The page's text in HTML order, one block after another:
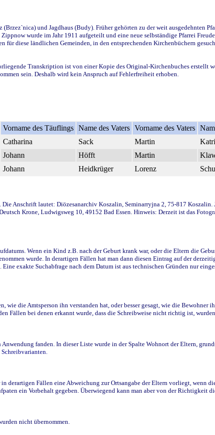
und Jagdhaus (Budy). Früher gehörten zu der weit ausgedehnten
wurde im Jahr 1911 aufgeteilt und eine neue selbständige Pfarrei
diese ländlichen Gemeinden, in den entsprechenden Kirchenbüchern
Transkription ist von einer Kopie des Original-Kirchenbuches erstellt
sein. Deshalb wird kein Anspruch auf Fehlerfreiheit erhoben.
Vorname des Täuflings Name des Vaters Vorname des Vaters
Catharina Sack Martin
Johann Höfft Martin
Johann Heidkrüger Lorenz
Anschrift lautet: Diözesanarchiv Koszalin, Seminarryjna 2, 75-817
Krone, Ludwigsweg 10, 49152 Bad Essen. Hinweis: Derzeit ist das
Wenn ein Kind z.B. nach der Geburt krank war, oder die Eltern die
wurde. In derartigen Fällen hat man dann diesen Eintrag auf der
exakte Suchabfrage nach dem Datum ist aus technischen Gründen nur
die Amtsperson ihn verstanden hat, oder besser gesagt, wie die Bewohner
Fällen bei denen erkannt wurde, dass die Schreibweise nicht richtig ist,
fanden. In dieser Liste wurde in der Spalte Wohnort der Eltern,
derartigen Fällen eine Abweichung zur Ortsangabe der Eltern vorliegt, wenn
ein Vorbehalt gegeben. Überwiegend kann man aber von der Richtigkeit
nicht übernommen.